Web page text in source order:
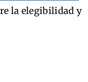
la elegibilidad y